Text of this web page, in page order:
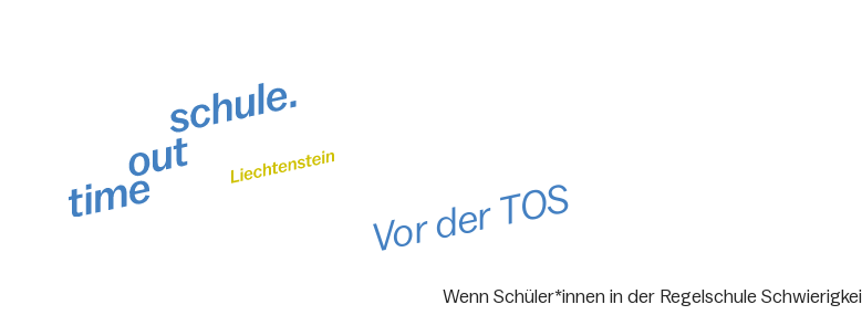
Vor der TOS
Wenn Schüler*innen in der Regelschule